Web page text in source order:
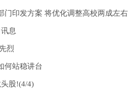
门印发方案 将优化调整高校两成左右
息
烈
何站稳讲台
股!(4/4)